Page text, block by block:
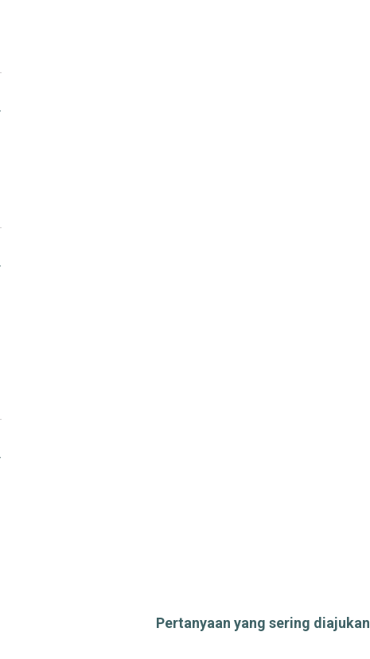
Pertanyaan yang sering diajukan